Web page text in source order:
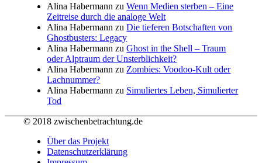
Alina Habermann zuWenn Medien sterben – Eine
Zeitreise durch die analoge Welt
Alina Habermann zuDie tieferen Botschaften von
Ghostbusters: Legacy
Alina Habermann zuGhost in the Shell – Traum
oder Alptraum der Unsterblichkeit?
Alina Habermann zu Zombies: Voodoo-Kult oder
Lachnummer?
Alina Habermann zu Simuliertes Leben, Simulierter
Tod
© 2018 zwischenbetrachtung.de
Über das Projekt
Datenschutzerklärung